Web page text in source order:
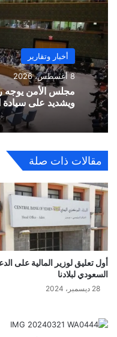
أخبار وتقارير
8 أغسطس، 2026
مجلس الأمن يوجه
ويشديد على سيادة
مقالات ذات صلة
أول تعليق لوزير المالية على
السعودي لبلادنا
28 ديسمبر، 2024